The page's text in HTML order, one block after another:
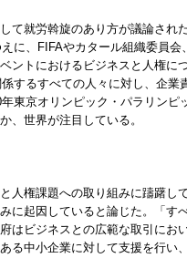
て就労斡旋のあり方が議論され
に、FIFAやカタール組織委員会
ントにおけるビジネスと人権に
するすべての人々に対し、企業
東京オリンピック・パラリンピ
、世界が注目している。
権課題への取り組みに躊躇し
に起因していると論じた。「す
はビジネスとの広範な取引にお
る中小企業に対して支援を行い